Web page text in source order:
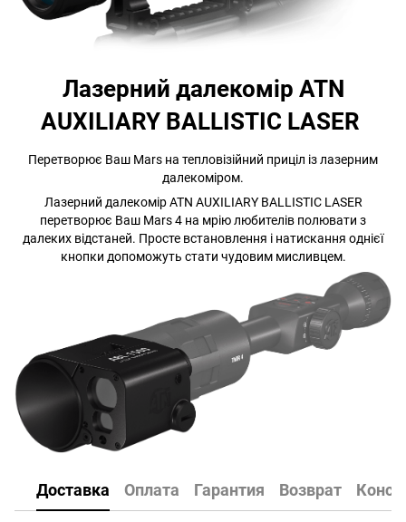
Лазерний далекомір ATN
AUXILIARY BALLISTIC LASER
Перетворює Ваш Mars на тепловізійний приціл із лазерним
далекоміром.
Лазерний далекомір ATN AUXILIARY BALLISTIC LASER
перетворює Ваш Mars 4 на мрію любителів полювати з
далеких відстаней. Просте встановлення і натискання однієї
кнопки допоможуть стати чудовим мисливцем.
Доставка Оплата Гарантия Возврат